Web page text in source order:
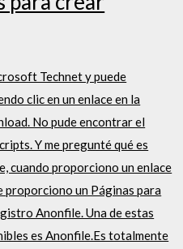
Technet y puede
clic en un enlace en la
No pude encontrar el
Y me pregunté qué es
cuando proporciono un enlace
proporciono un Páginas para
Anonfile. Una de estas
es Anonfile.Es totalmente